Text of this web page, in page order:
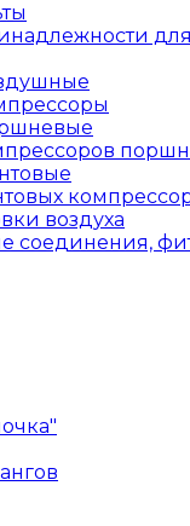
для
воздуха
соединения,